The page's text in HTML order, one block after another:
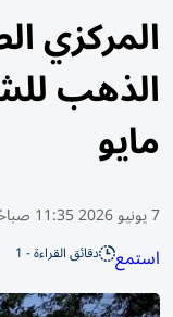
المركزي
الذهب
مايو
7 يونيو 2026 11:35 صباحًا
استمع دقائق القراءة - 1